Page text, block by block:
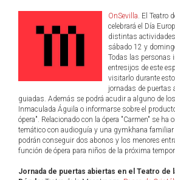
OnSevilla. El Teatro
celebrará el Día
distintas actividades
sábado 12 y
Todas las personas
entresijos de este
visitarlo durante
jornadas de puertas
guiadas. Además se podrá acudir a alguno de
Inmaculada Águila o informarse sobre el
ópera". Relacionado con la ópera "Carmen" se ha
temático con audioguía y una gymkhana
podrán conseguir dos abonos y los menores
función de ópera para niños de la próxima
Jornada de puertas abiertas en el Teatro de